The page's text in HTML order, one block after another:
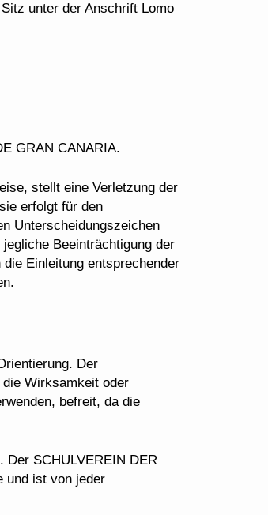
unter der Anschrift Lomo
GRAN CANARIA.
stellt eine Verletzung der
erfolgt für den
Unterscheidungszeichen
Beeinträchtigung der
Einleitung entsprechender
Der
die Wirksamkeit oder
befreit, da die
SCHULVEREIN DER
und ist von jeder